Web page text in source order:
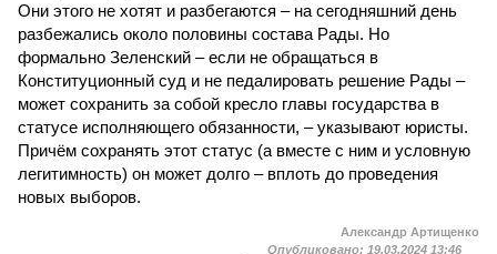
Они этого не хотят и разбегаются – на сегодняшний день
разбежались около половины состава Рады. Но
формально Зеленский – если не обращаться в
Конституционный суд и не педалировать решение Рады –
может сохранить за собой кресло главы государства в
статусе исполняющего обязанности, – указывают юристы.
Причём сохранять этот статус (а вместе с ним и условную
легитимность) он может долго – вплоть до проведения
новых выборов.
Александр Артищенко
Опубликовано: 19.03.2024 13:46